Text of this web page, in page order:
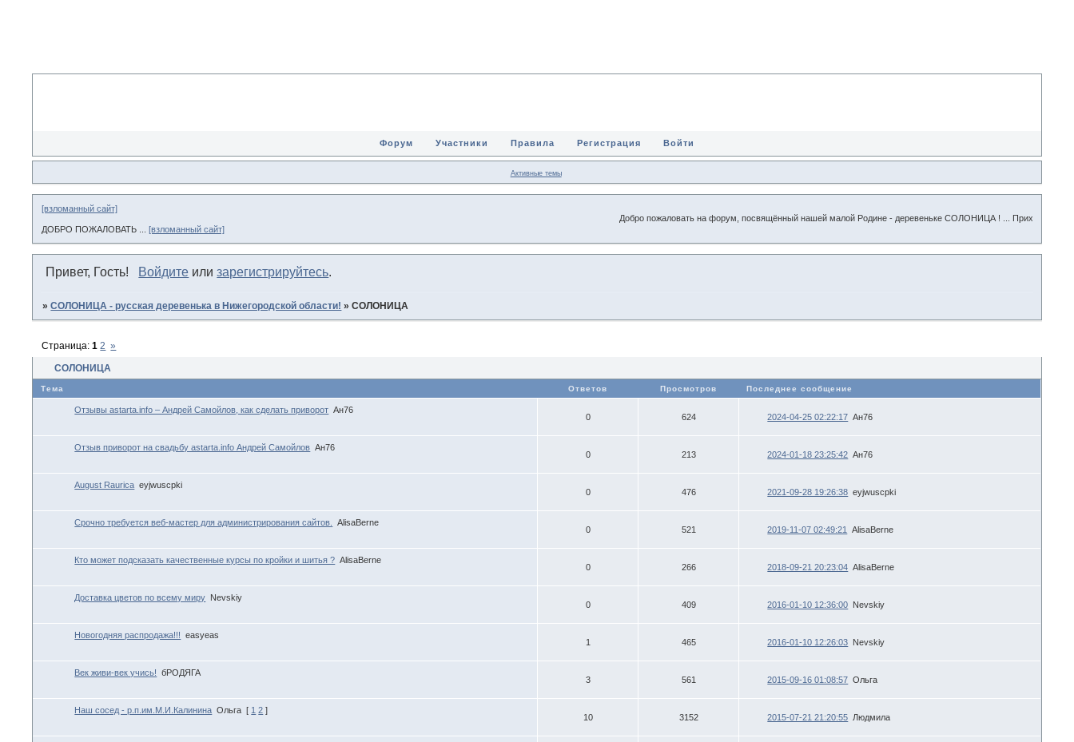
Форум Участники Правила Регистрация Войти
Активные темы
[взломанный сайт]
Добро пожаловать на форум, посвящённый нашей малой Родине - деревеньке СОЛОНИЦА ! ... Приходите,
ДОБРО ПОЖАЛОВАТЬ ... [взломанный сайт]
Привет, Гость! Войдите илизарегистрируйтесь.
»СОЛОНИЦА - русская деревенька в Нижегородской области! »СОЛОНИЦА
СОЛОНИЦА
Страница:1 2 »
Тема Ответов Просмотров Последнее сообщение
Отзывы astarta.info – Андрей Самойлов, как сделать приворот Ан76
0 624 2024-04-25 02:22:17 Ан76
Отзыв приворот на свадьбу astarta.info Андрей Самойлов Ан76
0 213 2024-01-18 23:25:42 Ан76
August Raurica eyjwuscpki
0 476 2021-09-28 19:26:38 eyjwuscpki
Срочно требуется веб-мастер для администрирования сайтов. AlisaBerne
0 521 2019-11-07 02:49:21 AlisaBerne
Кто может подсказать качественные курсы по кройки и шитья ? AlisaBerne
0 266 2018-09-21 20:23:04 AlisaBerne
Доставка цветов по всему миру Nevskiy
0 409 2016-01-10 12:36:00 Nevskiy
Новогодняя распродажа!!! easyeas
1 465 2016-01-10 12:26:03 Nevskiy
Век живи-век учись! бРОДЯГА
3 561 2015-09-16 01:08:57 Ольга
Наш сосед - р.п.им.М.И.Калинина Ольга [ 1 2 ]
10 3152 2015-07-21 21:20:55 Людмила